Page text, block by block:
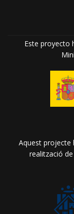
Este proyecto
Aquest projecte
realització